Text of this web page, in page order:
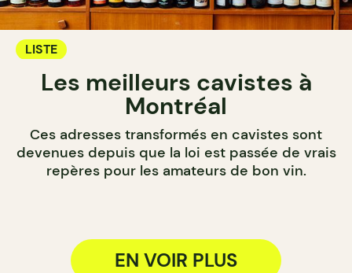
LISTE
Les meilleurs cavistes à
Montréal
Ces adresses transformés en cavistes sont
devenues depuis que la loi est passée de vrais
repères pour les amateurs de bon vin.
EN VOIR PLUS